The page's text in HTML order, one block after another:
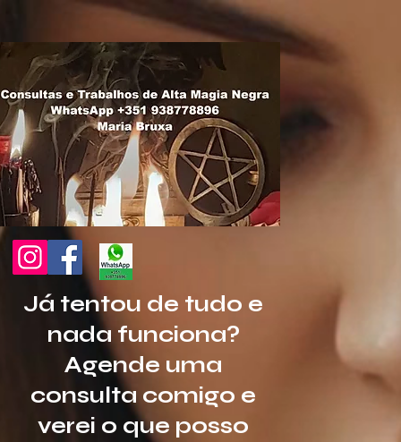
https://www.canva.com/design/DAGyrlOs5J4/mCX6XldaOrAvGgX9ERvIAA/edit?
Já tentou de tudo e
nada funciona?
Agende uma
consulta comigo e
verei o que posso